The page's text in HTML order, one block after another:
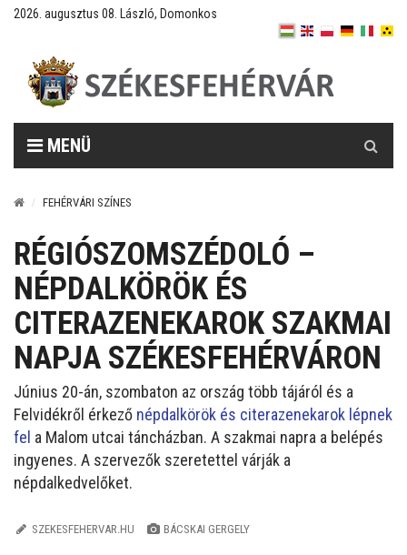
2026. augusztus 08. László, Domonkos
MENÜ
FEHÉRVÁRI SZÍNES
RÉGIÓSZOMSZÉDOLÓ –
NÉPDALKÖRÖK ÉS
CITERAZENEKAROK SZAKMAI
NAPJA SZÉKESFEHÉRVÁRON
Június 20-án, szombaton az ország több tájáról és a
Felvidékről érkező népdalkörök és citerazenekarok lépnek
fel a Malom utcai táncházban. A szakmai napra a belépés
ingyenes. A szervezők szeretettel várják a
népdalkedvelőket.
SZEKESFEHERVAR.HU BÁCSKAI GERGELY